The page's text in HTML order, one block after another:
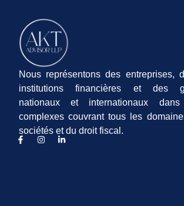
Nous représentons des entreprises,
institutions financières et des
nationaux et internationaux
complexes couvrant tous les
sociétés et du droit fiscal.